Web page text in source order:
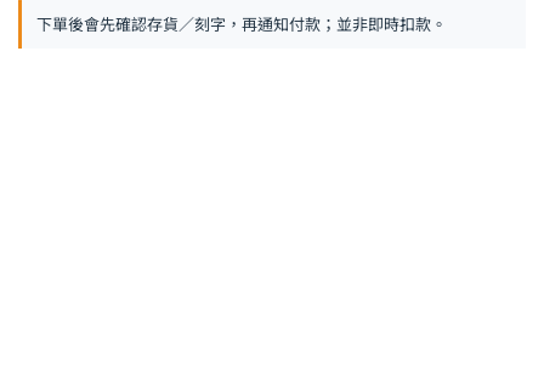
下單後會先確認存貨／刻字，再通知付款；並非即時扣款。